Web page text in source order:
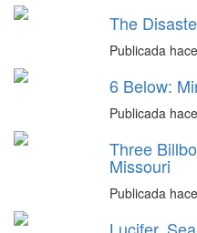
The
Publicada
6 Below:
Publicada
Three
Missouri
Publicada